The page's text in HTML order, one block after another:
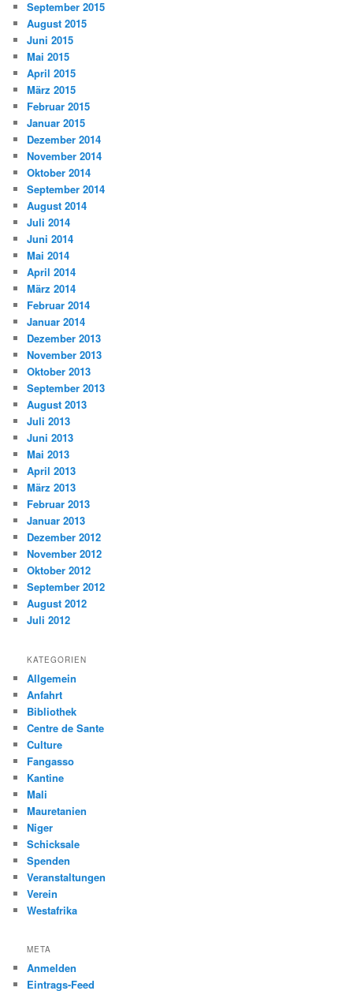
September 2015
August 2015
Juni 2015
Mai 2015
April 2015
März 2015
Februar 2015
Januar 2015
Dezember 2014
November 2014
Oktober 2014
September 2014
August 2014
Juli 2014
Juni 2014
Mai 2014
April 2014
März 2014
Februar 2014
Januar 2014
Dezember 2013
November 2013
Oktober 2013
September 2013
August 2013
Juli 2013
Juni 2013
Mai 2013
April 2013
März 2013
Februar 2013
Januar 2013
Dezember 2012
November 2012
Oktober 2012
September 2012
August 2012
Juli 2012
KATEGORIEN
Allgemein
Anfahrt
Bibliothek
Centre de Sante
Culture
Fangasso
Kantine
Mali
Mauretanien
Niger
Schicksale
Spenden
Veranstaltungen
Verein
Westafrika
META
Anmelden
Eintrags-Feed